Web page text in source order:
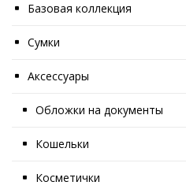
Базовая коллекция
Сумки
Аксессуары
Обложки на документы
Кошельки
Косметички